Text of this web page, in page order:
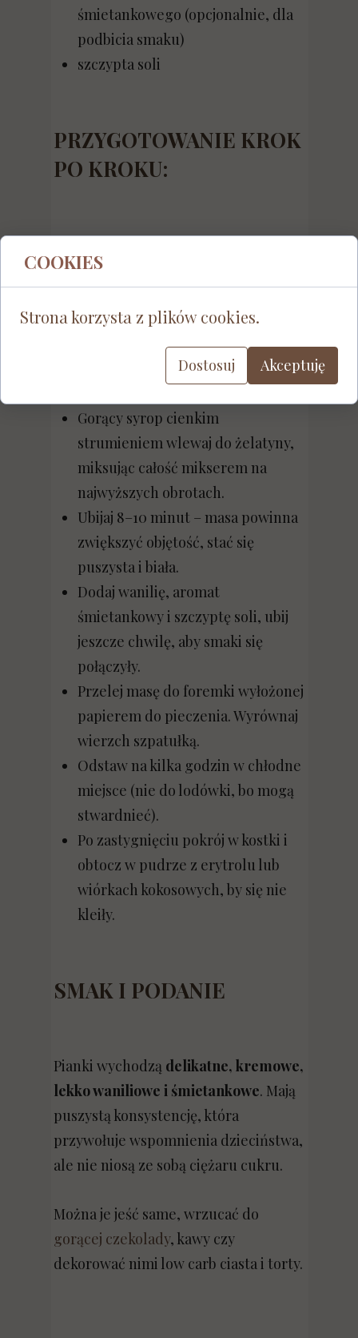
śmietankowego (opcjonalnie, dla
podbicia smaku)
szczypta soli
PRZYGOTOWANIE KROK
PO KROKU:
50 ml zimnej wody
minut, aby napęczniała.
W rondelku zagotuj50 ml wody
śmietanką i słodzikiem. Gotuj na
średnim ogniu ok. 3–4 minuty, aż
Gorący syrop cienkim
strumieniem wlewaj do żelatyny,
miksując całość mikserem na
najwyższych obrotach.
Ubijaj 8–10 minut – masa powinna
zwiększyć objętość, stać się
puszysta i biała.
Dodaj wanilię, aromat
śmietankowy i szczyptę soli, ubij
jeszcze chwilę, aby smaki się
połączyły.
Przelej masę do foremki wyłożonej
papierem do pieczenia. Wyrównaj
wierzch szpatułką.
Odstaw na kilka godzin w chłodne
miejsce (nie do lodówki, bo mogą
stwardnieć).
Po zastygnięciu pokrój w kostki i
obtocz w pudrze z erytrolu lub
wiórkach kokosowych, by się nie
kleiły.
SMAK I PODANIE
Pianki wychodzą delikatne, kremowe,
lekko waniliowe i śmietankowe. Mają
puszystą konsystencję, która
przywołuje wspomnienia dzieciństwa,
ale nie niosą ze sobą ciężaru cukru.
Można je jeść same, wrzucać do
gorącej czekolady, kawy czy
dekorować nimi low carb ciasta i torty.
COOKIES
Strona korzysta z plików cookies.
Dostosuj Akceptuję